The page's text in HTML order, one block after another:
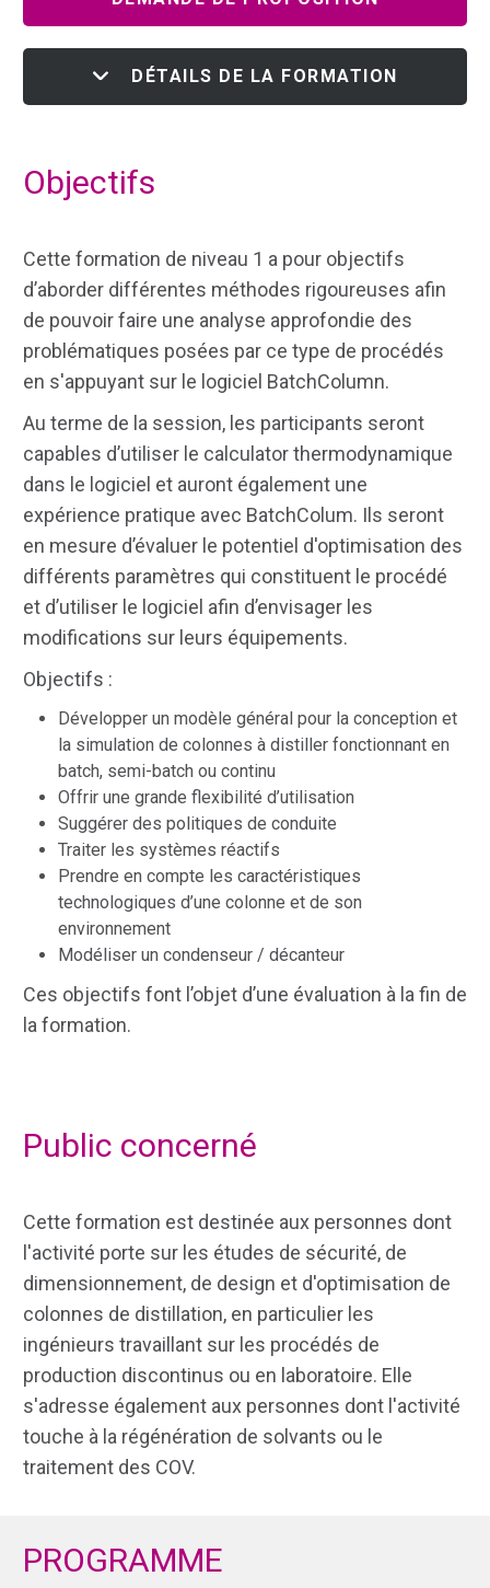
DÉTAILS DE LA FORMATION
Objectifs
Cette formation de niveau 1 a pour objectifs
d’aborder différentes méthodes rigoureuses afin
de pouvoir faire une analyse approfondie des
problématiques posées par ce type de procédés
en s'appuyant sur le logiciel BatchColumn.
Au terme de la session, les participants seront
capables d’utiliser le calculator thermodynamique
dans le logiciel et auront également une
expérience pratique avec BatchColum. Ils seront
en mesure d’évaluer le potentiel d'optimisation des
différents paramètres qui constituent le procédé
et d’utiliser le logiciel afin d’envisager les
modifications sur leurs équipements.
Objectifs :
Développer un modèle général pour la conception et
la simulation de colonnes à distiller fonctionnant en
batch, semi-batch ou continu
Offrir une grande flexibilité d’utilisation
Suggérer des politiques de conduite
Traiter les systèmes réactifs
Prendre en compte les caractéristiques
technologiques d’une colonne et de son
environnement
Modéliser un condenseur / décanteur
Ces objectifs font l’objet d’une évaluation à la fin de
la formation.
Public concerné
Cette formation est destinée aux personnes dont
l'activité porte sur les études de sécurité, de
dimensionnement, de design et d'optimisation de
colonnes de distillation, en particulier les
ingénieurs travaillant sur les procédés de
production discontinus ou en laboratoire. Elle
s'adresse également aux personnes dont l'activité
touche à la régénération de solvants ou le
traitement des COV.
PROGRAMME